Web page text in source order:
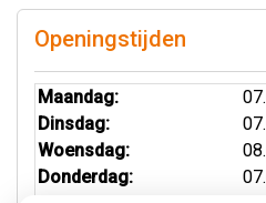
Openingstijden
Maandag:
Dinsdag:
Woensdag:
Donderdag: